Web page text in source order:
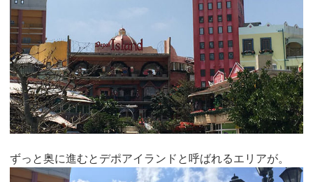
ずっと奥に進むとデポアイランドと呼ばれるエリアが。